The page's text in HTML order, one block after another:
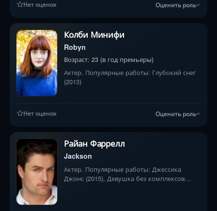
Нет оценок Оценить роль
Колби Минифи
Robyn
Возраст: 23 (в год премьеры)
Актер. Популярные работы: Глубокий снег
(2013)
Нет оценок Оценить роль
Райан Фаррелл
Jackson
Актер. Популярные работы: Джессика
Джонс (2015), Девушка без комплексов